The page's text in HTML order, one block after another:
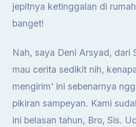
jepitnya ketinggalan di
banget!
Nah, saya Deni Arsyad, dari
mau cerita sedikit nih,
mengirim' ini sebenarnya
pikiran sampeyan. Kami
ini belasan tahun, Bro, Sis.